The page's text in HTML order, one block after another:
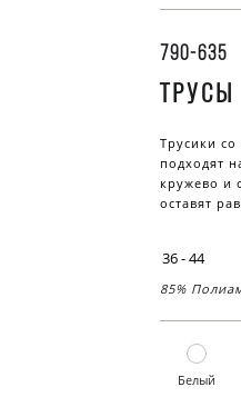
790-635
ТРУСЫ
Трусики
подходят
кружево и
оставят
36 - 44
85%
Белый